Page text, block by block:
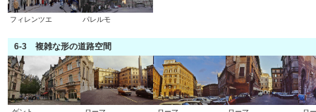
フィレンツエ パレルモ
6-3 複雑な形の道路空間